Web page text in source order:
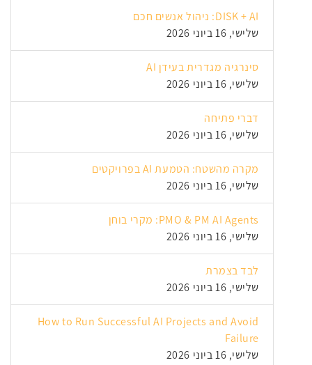
DISK + AI: ניהול אנשים חכם
שלישי, 16 ביוני 2026
סינרגיה מגדרית בעידן AI
שלישי, 16 ביוני 2026
דברי פתיחה
שלישי, 16 ביוני 2026
מקרה מהשטח: הטמעת AI בפרויקטים
שלישי, 16 ביוני 2026
PMO & PM AI Agents: מקרי בוחן
שלישי, 16 ביוני 2026
לבד בצמרת
שלישי, 16 ביוני 2026
How to Run Successful AI Projects and Avoid
Failure
שלישי, 16 ביוני 2026